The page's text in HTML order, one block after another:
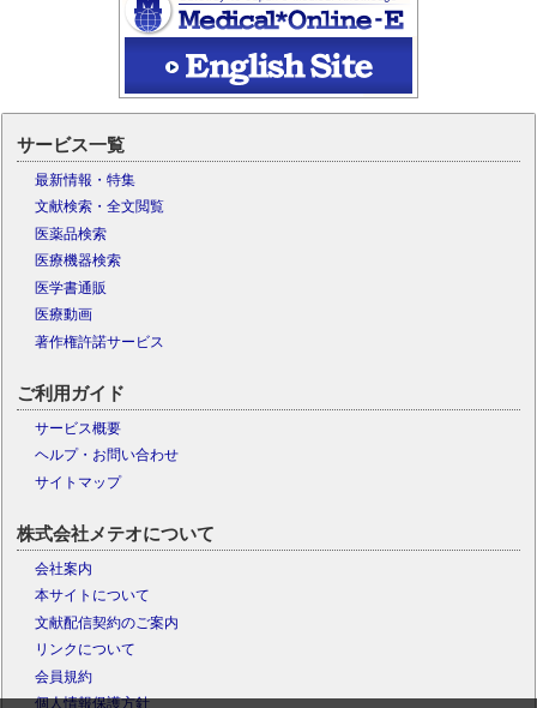
サービス一覧
最新情報・特集
文献検索・全文閲覧
医薬品検索
医療機器検索
医学書通販
医療動画
著作権許諾サービス
ご利用ガイド
サービス概要
ヘルプ・お問い合わせ
サイトマップ
株式会社メテオについて
会社案内
本サイトについて
文献配信契約のご案内
リンクについて
会員規約
個人情報保護方針